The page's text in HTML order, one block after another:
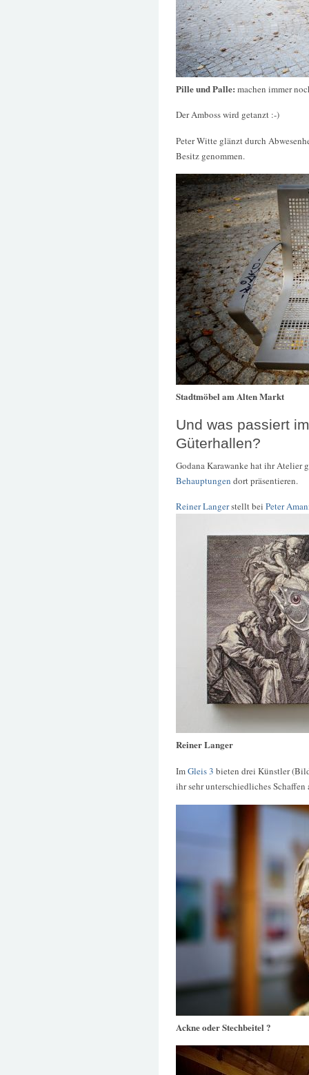
Pille und Palle: machen immer
Der Amboss wird getanzt :-)
Peter Witte glänzt durch
Besitz genommen.
Stadtmöbel am Alten Markt
Und was passiert
Güterhallen?
Godana Karawanke hat ihr Atelier
Behauptungen dort präsentieren.
Reiner Langerstellt bei Peter
Reiner Langer
ImGleis 3 bieten drei Künstler
ihr sehr unterschiedliches Schaffen
Ackne oder Stechbeitel ?